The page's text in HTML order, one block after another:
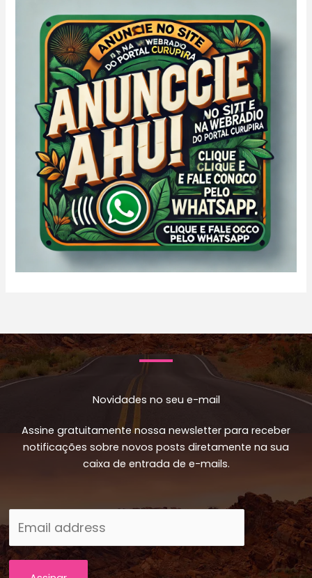
Novidades no seu e-mail
Assine gratuitamente nossa newsletter para receber
notificações sobre novos posts diretamente na sua
caixa de entrada de e-mails.